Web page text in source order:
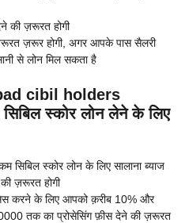
की ज़रूरत होगी
ज़रूर होगी, अगर आपके पास सैलरी
से लोन मिल सकता है
cibil holders
स्कोर लोन लेने के लिए
स्कोर लोन के लिए सालाना ब्याज
ज़रूरत होगी
करने के लिए आपको क़रीब 10% और
तक का प्रोसेसिंग फ़ीस देने की ज़रूरत